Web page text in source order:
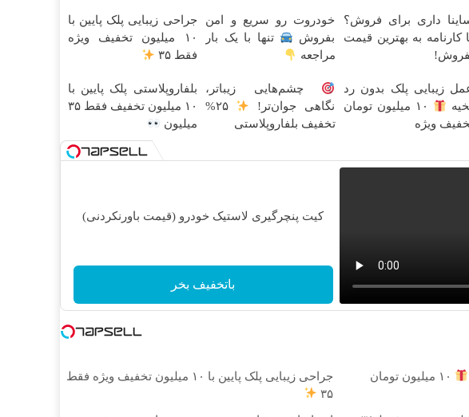
داری برای فروش؟
کارنامه به بهترین قیمت
خودروت رو سریع و امن
بفروش
تنها با یک بار
مراجعه
جراحی زیبایی پلک پایین با
۱۰ میلیون تخفیف ویژه
فقط ۳۵
زیبایی پلک بدون رد
۱۰ میلیون تومان
ویژه
چشم‌هایی زیباتر،
نگاهی جوان‌تر!
۲۵%
تخفیف بلفاروپلاستی
بلفاروپلاستی پلک پایین با
۱۰ میلیون تخفیف فقط ۳۵
میلیون
کیت پنچرگیری لاستیک خودرو (قیمت باورنکردنی)
باتخفیف بخر
۱۰ میلیون تومان
جراحی زیبایی پلک پایین با ۱۰ میلیون تخفیف ویژه فقط
۳۵